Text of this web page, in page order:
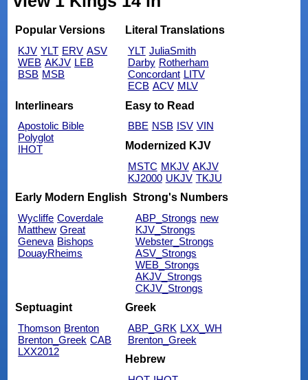
Popular Versions
KJV YLT ERV ASV
WEB AKJV LEB
BSB MSB
Literal Translations
YLT JuliaSmith
Darby Rotherham
Concordant LITV
ECB ACV MLV
Interlinears
Apostolic Bible
Polyglot
IHOT
Easy to Read
BBE NSB ISV VIN
Modernized KJV
MSTC MKJV AKJV
KJ2000 UKJV TKJU
Early Modern English
Wycliffe Coverdale
Matthew Great
Geneva Bishops
DouayRheims
Strong's Numbers
ABP_Strongs new
KJV_Strongs
Webster_Strongs
ASV_Strongs
WEB_Strongs
AKJV_Strongs
CKJV_Strongs
Septuagint
Thomson Brenton
Brenton_Greek CAB
LXX2012
Greek
ABP_GRK LXX_WH
Brenton_Greek
Hebrew